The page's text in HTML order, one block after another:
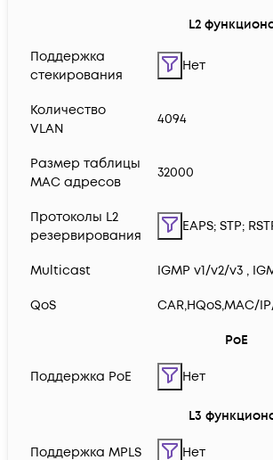
L2
Поддержка
стекирования
Нет
Количество
VLAN
4094
Размер таблицы
MAC адресов
32000
Протоколы L2
резервирования
EAPS; STP;
Multicast IGMP v1/v2/v3 ,
QoS CAR,HQoS,MAC/
PoE
Поддержка PoE Нет
L3
Поддержка MPLS Нет